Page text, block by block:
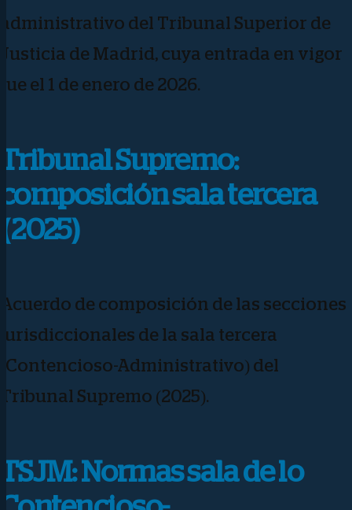
administrativo del Tribunal Superior de
Justicia de Madrid, cuya entrada en vigor
fue el 1 de enero de 2026.
Tribunal Supremo:
composición sala tercera
(2025)
Acuerdo de composición de las secciones
jurisdiccionales de la sala tercera
(Contencioso-Administrativo) del
Tribunal Supremo (2025).
TSJM: Normas sala de lo